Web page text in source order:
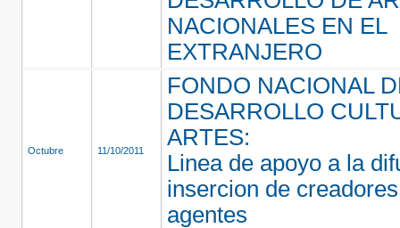
NACIONALES EN EL
EXTRANJERO
Octubre 11/10/2011
FONDO NACIONAL
DESARROLLO
ARTES:
Linea de apoyo a la
insercion de
agentes